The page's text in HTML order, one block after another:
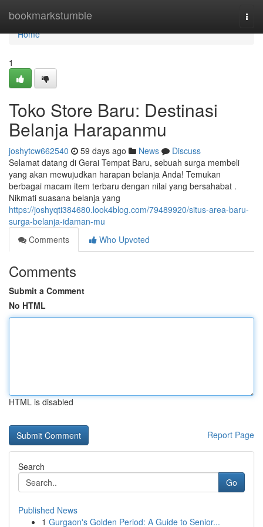
bookmarkstumble
Home
Home
1
Toko Store Baru: Destinasi
Belanja Harapanmu
joshytcw662540 59 days ago News
Discuss
Selamat datang di Gerai Tempat Baru, sebuah surga membeli
yang akan mewujudkan harapan belanja Anda! Temukan
berbagai macam item terbaru dengan nilai yang bersahabat .
Nikmati suasana belanja yang
https://joshyqti384680.look4blog.com/79489920/situs-area-baru-
surga-belanja-idaman-mu
Comments
Who Upvoted
Comments
Submit a Comment
No HTML
HTML is disabled
Report Page
Search
Go
Published News
1 Gurgaon's Golden Period: A Guide to Senior...